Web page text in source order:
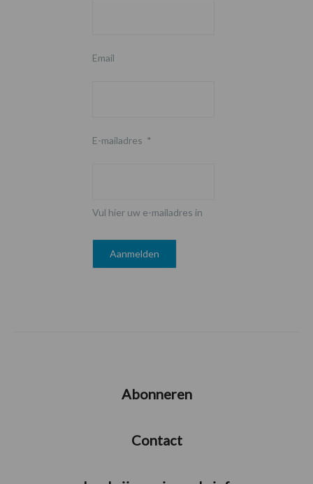
Email
E-mailadres *
Vul hier uw e-mailadres in
Abonneren
Contact